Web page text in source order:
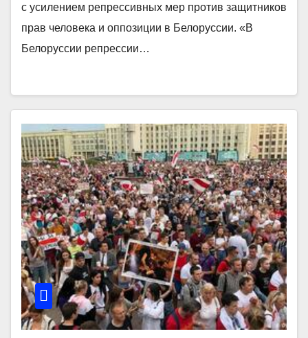
с усилением репрессивных мер против защитников
прав человека и оппозиции в Белоруссии. «В
Белоруссии репрессии…